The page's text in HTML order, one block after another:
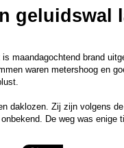
geluidswal
maandagochtend brand
waren metershoog en
daklozen. Zij zijn volgens
De weg was enige